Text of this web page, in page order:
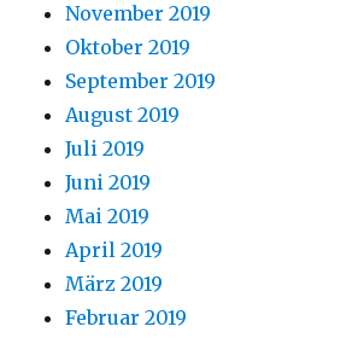
November 2019
Oktober 2019
September 2019
August 2019
Juli 2019
Juni 2019
Mai 2019
April 2019
März 2019
Februar 2019